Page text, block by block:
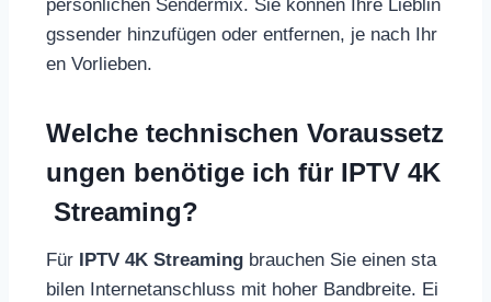
persönlichen Sendermix. Sie können Ihre Lieblin
gssender hinzufügen oder entfernen, je nach Ihr
en Vorlieben.
Welche technischen Voraussetz
ungen benötige ich für IPTV 4K
Streaming?
Für IPTV 4K Streaming brauchen Sie einen sta
bilen Internetanschluss mit hoher Bandbreite. Ei